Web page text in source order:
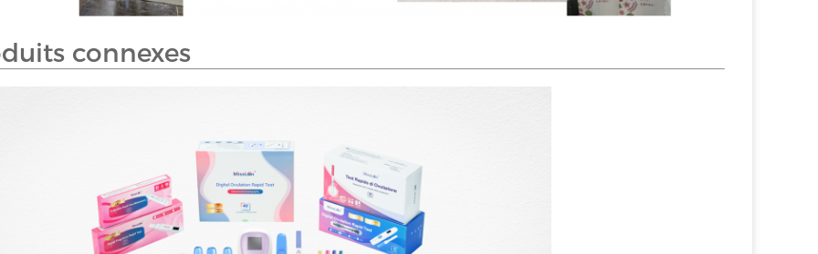
connexes